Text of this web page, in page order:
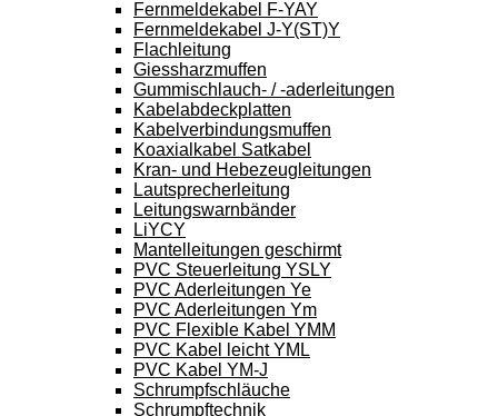
Fernmeldekabel F-YAY
Fernmeldekabel J-Y(ST)Y
Flachleitung
Giessharzmuffen
Gummischlauch- / -aderleitungen
Kabelabdeckplatten
Kabelverbindungsmuffen
Koaxialkabel Satkabel
Kran- und Hebezeugleitungen
Lautsprecherleitung
Leitungswarnbänder
LiYCY
Mantelleitungen geschirmt
PVC Steuerleitung YSLY
PVC Aderleitungen Ye
PVC Aderleitungen Ym
PVC Flexible Kabel YMM
PVC Kabel leicht YML
PVC Kabel YM-J
Schrumpfschläuche
Schrumpftechnik